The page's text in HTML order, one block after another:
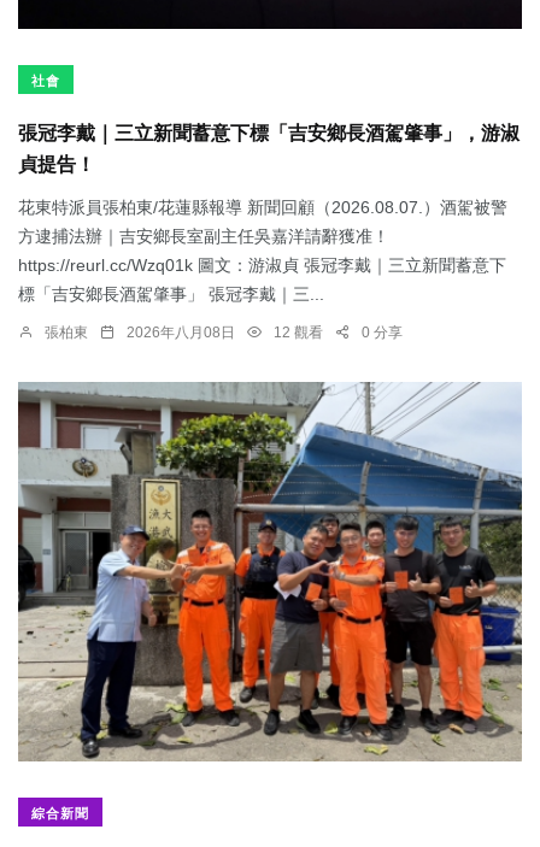
社會
張冠李戴｜三立新聞蓄意下標「吉安鄉長酒駕肇事」，游淑
貞提告！
花東特派員張柏東/花蓮縣報導 新聞回顧（2026.08.07.）酒駕被警
方逮捕法辦｜吉安鄉長室副主任吳嘉洋請辭獲准！
https://reurl.cc/Wzq01k 圖文：游淑貞 張冠李戴｜三立新聞蓄意下
標「吉安鄉長酒駕肇事」 張冠李戴｜三...
張柏東 2026年八月08日 12 觀看 0 分享
綜合新聞